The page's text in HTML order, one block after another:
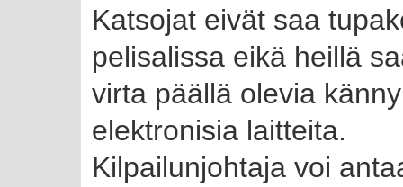
Katsojat eivät saa
pelisalissa eikä heillä
virta päällä olevia
elektronisia laitteita.
Kilpailunjohtaja voi